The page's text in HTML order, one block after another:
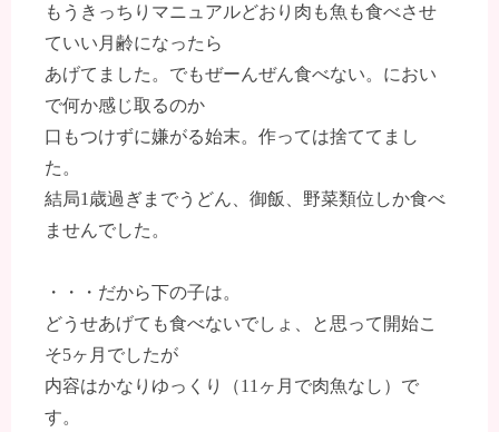
もうきっちりマニュアルどおり肉も魚も食べさせ
ていい月齢になったら
あげてました。でもぜーんぜん食べない。におい
で何か感じ取るのか
口もつけずに嫌がる始末。作っては捨ててまし
た。
結局1歳過ぎまでうどん、御飯、野菜類位しか食べ
ませんでした。
・・・だから下の子は。
どうせあげても食べないでしょ、と思って開始こ
そ5ヶ月でしたが
内容はかなりゆっくり（11ヶ月で肉魚なし）で
す。